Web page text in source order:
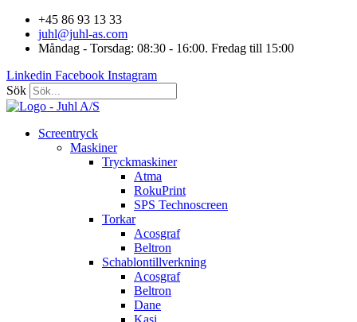
Hoppa
innehåll
+45 86 93 13 33
juhl@juhl-as.com
Måndag - Torsdag: 08:30 - 16:00. Fredag till 15:00
Linkedin Facebook Instagram
Sök
Screentryck
Maskiner
Tryckmaskiner
Atma
RokuPrint
SPS Technoscreen
Torkar
Acosgraf
Beltron
Schablontillverkning
Acosgraf
Beltron
Dane
Kasi